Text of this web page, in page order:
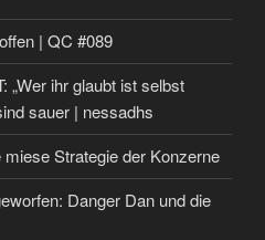
| QC #089
„Wer ihr glaubt ist selbst
sauer | nessadhs
Strategie der Konzerne
Danger Dan und die